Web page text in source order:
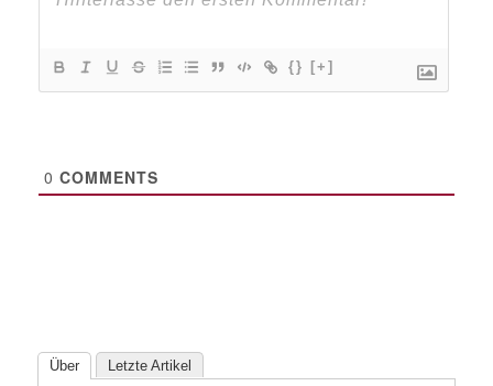
{} [+]
0 COMMENTS
Über Letzte Artikel